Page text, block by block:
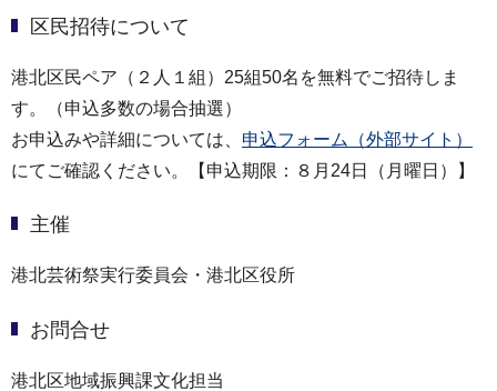
区民招待について
港北区民ペア（２人１組）25組50名を無料でご招待しま
す。（申込多数の場合抽選）
お申込みや詳細については、 申込フォーム（外部サイト）
にてご確認ください。【申込期限：８月24日（月曜日）】
主催
港北芸術祭実行委員会・港北区役所
お問合せ
港北区地域振興課文化担当